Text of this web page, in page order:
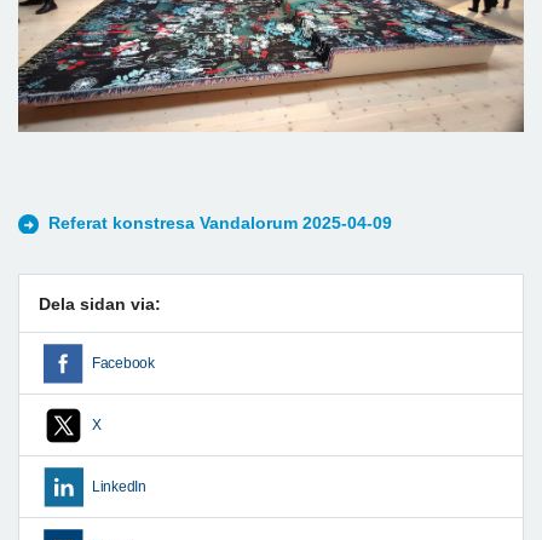
Referat konstresa Vandalorum 2025-04-09
Dela sidan via:
Facebook
X
LinkedIn